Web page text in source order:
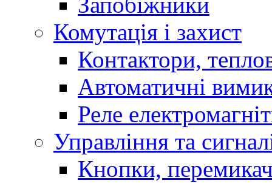
Комутація і захист
Контактори,
Автоматичні
Реле
Управління та
Кнопки,